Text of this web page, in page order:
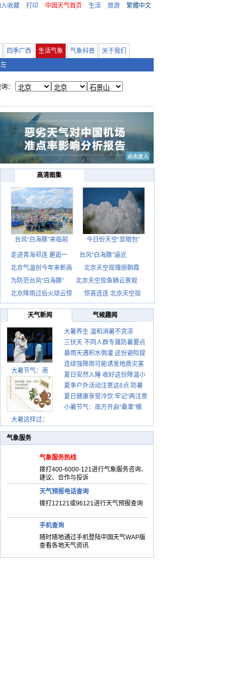
收藏 打印 中国天气首页 生活 旅游 繁體中文
四季广西 生活气象 气象科普
关于我们
：
高清图集
台风“白海豚”来临前 今日份天空“显眼包”
走进青海祁连 邂逅一
台风“白海豚”逼近
北京气温创今年来新高
北京天空现瑰丽朝霞
为防范台风“白海豚”
北京天空现鱼鳞云景观
北京降雨过后火烧云惊
惊喜连连 北京天空现
天气新闻 气候趣闻
大暑节气：南
大暑这样过：
大暑养生 温和消暑不贪凉
三伏天 不同人群专属防暑要点
请收好
暴雨天遇积水倒灌 这份避险提
示请收好
连续强降雨可能诱发地质灾害
这些前兆要知道
夏日安然入睡 收好这份降温小
贴士
夏季户外活动注意这6点 防暑
健身两不误
夏日健康享受冷饮 牢记“两注意
一控制”
小暑节气：南方开启“桑拿”模
气象服务
气象服务热线
拨打400-6000-121进行气象服务咨询、
建议、合作与投诉
天气预报电话查询
拨打12121或96121进行天气预报查询
手机查询
随时随地通过手机登陆中国天气WAP版
查看各地天气资讯